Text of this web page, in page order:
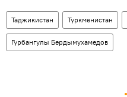
Таджикистан Туркменистан
Гурбангулы Бердымухамедов